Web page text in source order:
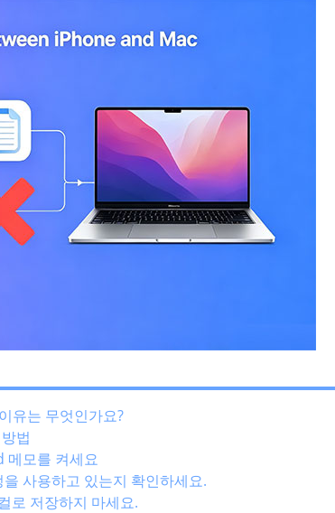
유는 무엇인가요?
법
메모를 켜세요
사용하고 있는지 확인하세요.
로 저장하지 마세요.